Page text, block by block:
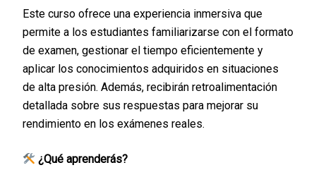
Este curso ofrece una experiencia inmersiva que
permite a los estudiantes familiarizarse con el formato
de examen, gestionar el tiempo eficientemente y
aplicar los conocimientos adquiridos en situaciones
de alta presión. Además, recibirán retroalimentación
detallada sobre sus respuestas para mejorar su
rendimiento en los exámenes reales.
¿Qué aprenderás?